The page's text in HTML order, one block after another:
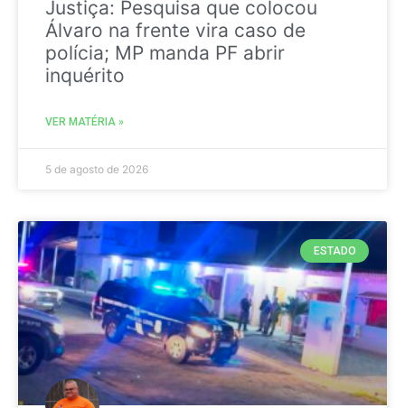
Justiça: Pesquisa que colocou
Álvaro na frente vira caso de
polícia; MP manda PF abrir
inquérito
VER MATÉRIA »
5 de agosto de 2026
ESTADO